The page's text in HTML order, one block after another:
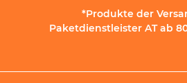
*Produkte der
Paketdienstleister AT ab